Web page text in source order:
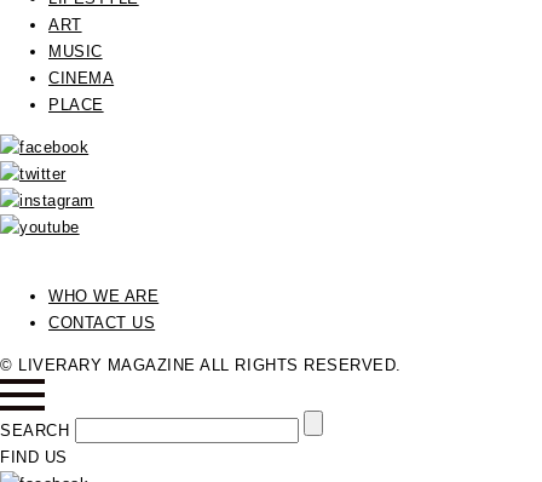
ART
MUSIC
CINEMA
PLACE
WHO WE ARE
CONTACT US
© LIVERARY MAGAZINE ALL RIGHTS RESERVED.
SEARCH
FIND US